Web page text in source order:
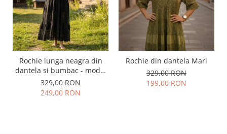
Rochie lunga neagra din
dantela si bumbac - model
elegant vaporoasa
329,00 RON
249,00 RON
Rochie din dantela Mari
329,00 RON
199,00 RON